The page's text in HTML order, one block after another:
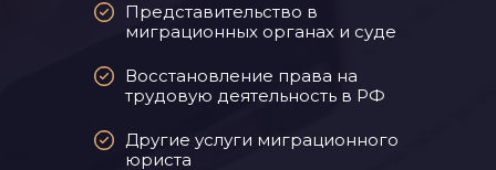
Представительство в
миграционных органах и суде
Другие услуги миграционного
юриста
Восстановление права на
трудовую деятельность в РФ